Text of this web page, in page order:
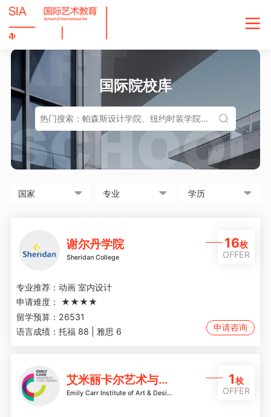
国际院校库
谢尔丹学院
Sheridan College
16枚
OFFER
专业推荐： 动画 室内设计
申请难度：
★★★★
留学预算： 26531
语言成绩： 托福 88 | 雅思 6 申请咨询
艾米丽卡尔艺术与设计学院
Emily Carr Institute of Art & Design
1枚
OFFER